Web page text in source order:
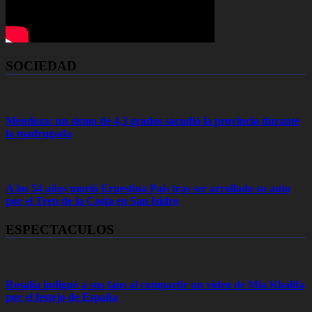
SOCIEDAD
Mendoza: un sismo de 4,3 grados sacudió la provincia durante
la madrugada
A los 54 años murió Ernestina Pais tras ser arrollado su auto
por el Tren de la Costa en San Isidro
ESPECTACULOS
Rosalía indignó a sus fans al compartir un video de Mia Khalifa
por el festejo de España